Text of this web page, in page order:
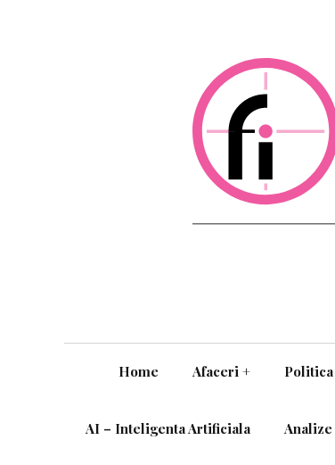
Home Afaceri + Politica
AI – Inteligenta Artificiala Analize